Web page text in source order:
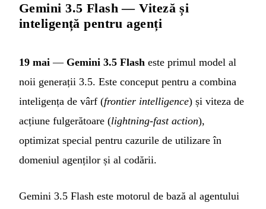
Gemini 3.5 Flash — Viteză și
inteligență pentru agenți
19 mai — Gemini 3.5 Flash este primul model al
noii generații 3.5. Este conceput pentru a combina
inteligența de vârf (frontier intelligence) și viteza de
acțiune fulgerătoare (lightning-fast action),
optimizat special pentru cazurile de utilizare în
domeniul agenților și al codării.
Gemini 3.5 Flash este motorul de bază al agentului